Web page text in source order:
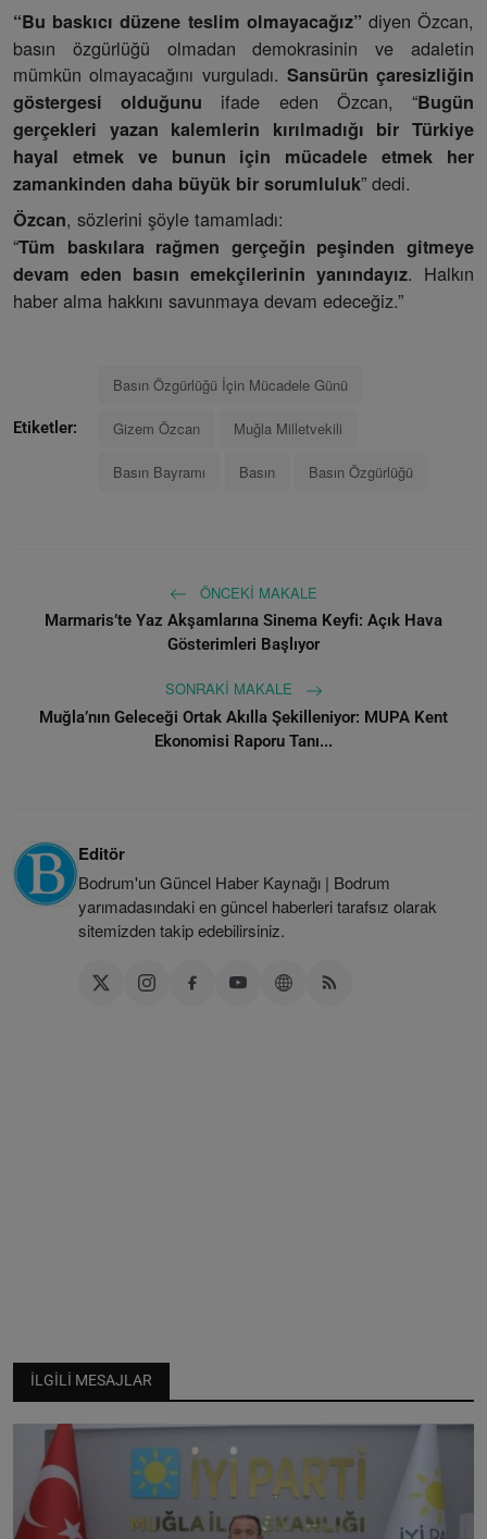
“Bu baskıcı düzene teslim olmayacağız” diyen Özcan,
basın özgürlüğü olmadan demokrasinin ve adaletin
mümkün olmayacağını vurguladı. Sansürün çaresizliğin
göstergesi olduğunu ifade eden Özcan, “Bugün
gerçekleri yazan kalemlerin kırılmadığı bir Türkiye
hayal etmek ve bunun için mücadele etmek her
zamankinden daha büyük bir sorumluluk” dedi.
Özcan, sözlerini şöyle tamamladı:
“Tüm baskılara rağmen gerçeğin peşinden gitmeye
devam eden basın emekçilerinin yanındayız. Halkın
haber alma hakkını savunmaya devam edeceğiz.”
Etiketler:
Basın Özgürlüğü İçin Mücadele Günü
Gizem Özcan Muğla Milletvekili
Basın Bayramı Basın Basın Özgürlüğü
ÖNCEKI MAKALE
Marmaris’te Yaz Akşamlarına Sinema Keyfi: Açık Hava
Gösterimleri Başlıyor
SONRAKI MAKALE
Muğla’nın Geleceği Ortak Akılla Şekilleniyor: MUPA Kent
Ekonomisi Raporu Tanı...
Editör
Bodrum'un Güncel Haber Kaynağı | Bodrum
yarımadasındaki en güncel haberleri tarafsız olarak
sitemizden takip edebilirsiniz.
İLGILI MESAJLAR